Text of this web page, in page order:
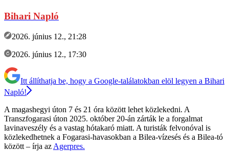
Bihari Napló
2026. június 12., 21:28
2026. június 12., 17:30
Itt állíthatja be, hogy a Google-találatokban elöl legyen a Bihari
Napló!
A magashegyi úton 7 és 21 óra között lehet közlekedni. A
Transzfogarasi úton 2025. október 20-án zárták le a forgalmat
lavinaveszély és a vastag hótakaró miatt. A turisták felvonóval is
közlekedhetnek a Fogarasi-havasokban a Bilea-vízesés és a Bilea-tó
között – írja az Agerpres.